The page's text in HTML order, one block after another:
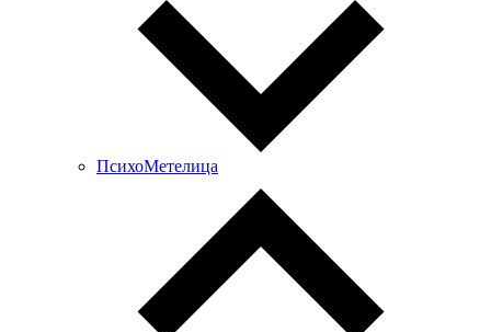
ПсихоМетелица